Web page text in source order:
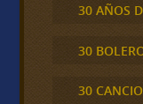
30 AÑOS
30
30